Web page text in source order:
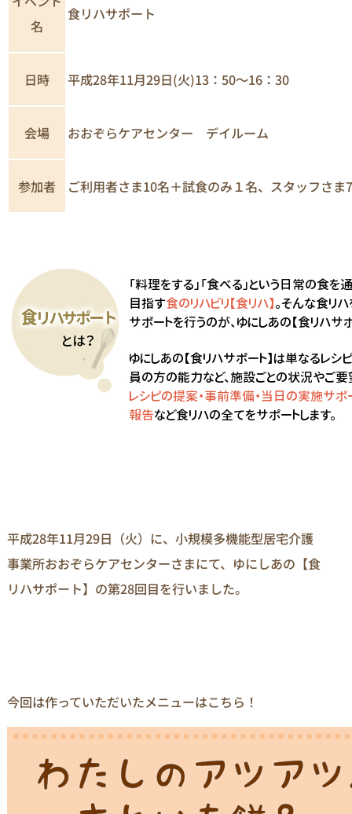
名
食リハサポート
日時 平成28年11月29日(火)13：50～16：30
会場 おおぞらケアセンター デイルーム
参加者 ご利用者さま10名＋試食のみ１名、スタッフさま
平成28年11月29日（火）に、小規模多機能型居宅介護
事業所おおぞらケアセンターさまにて、ゆにしあの【食
リハサポート】の第28回目を行いました。
今回は作っていただいたメニューはこちら！